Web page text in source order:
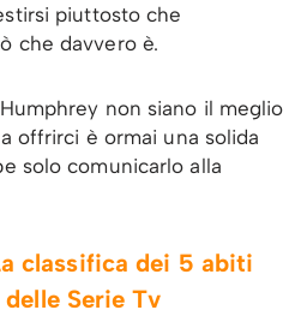
piuttosto che
che davvero è.
non siano il meglio
offrirci è ormai una solida
solo comunicarlo alla
classifica dei 5 abiti
Serie Tv